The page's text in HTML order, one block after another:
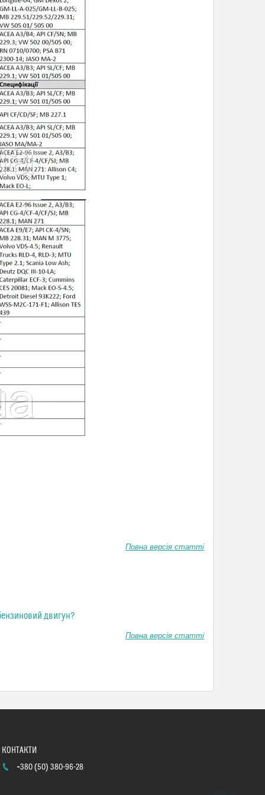
Повна версія статті
двигун?
Повна версія статті
+380 (50) 380-96-28